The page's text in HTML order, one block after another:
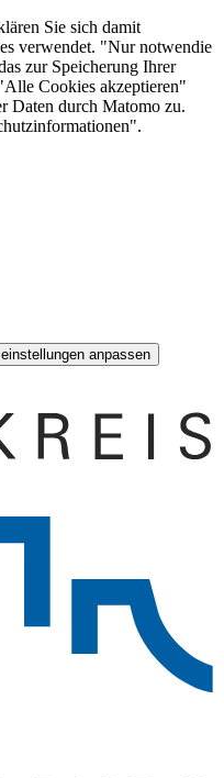
Sie sich damit
verwendet. "Nur notwendie
zur Speicherung Ihrer
Cookies akzeptieren"
Daten durch Matomo zu.
anpassen